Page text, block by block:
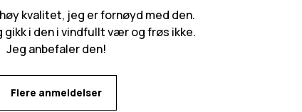
kvalitet, jeg er fornøyd med den.
gikk i den i vindfullt vær og frøs ikke.
Jeg anbefaler den!
Flere anmeldelser